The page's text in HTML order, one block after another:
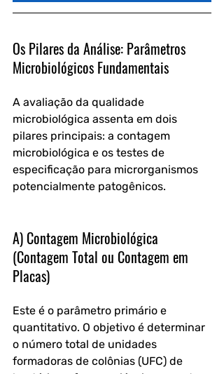
Os Pilares da Análise: Parâmetros
Microbiológicos Fundamentais
A avaliação da qualidade
microbiológica assenta em dois
pilares principais: a contagem
microbiológica e os testes de
especificação para microrganismos
potencialmente patogênicos.
A) Contagem Microbiológica
(Contagem Total ou Contagem em
Placas)
Este é o parâmetro primário e
quantitativo. O objetivo é determinar
o número total de unidades
formadoras de colônias (UFC) de